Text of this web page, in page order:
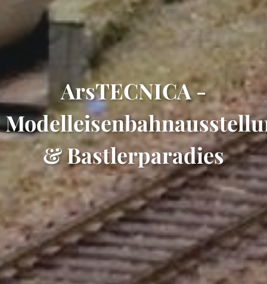
ArsTECNICA -
& Bastlerparadies